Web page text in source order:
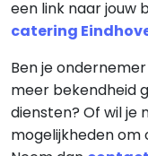
een link naar jouw
catering
Ben je
meer bekendheid
diensten? Of wil je
mogelijkheden om